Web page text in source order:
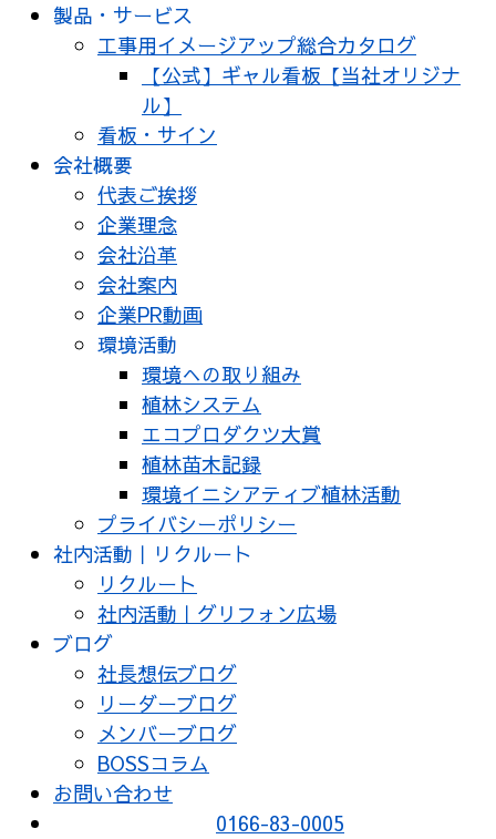
製品・サービス
工事用イメージアップ総合カタログ
【公式】ギャル看板【当社オリジナ
ル】
看板・サイン
会社概要
代表ご挨拶
企業理念
会社沿革
会社案内
企業PR動画
環境活動
環境への取り組み
植林システム
エコプロダクツ大賞
植林苗木記録
環境イニシアティブ植林活動
プライバシーポリシー
社内活動｜リクルート
リクルート
社内活動｜グリフォン広場
ブログ
社長想伝ブログ
リーダーブログ
メンバーブログ
BOSSコラム
お問い合わせ
0166-83-0005